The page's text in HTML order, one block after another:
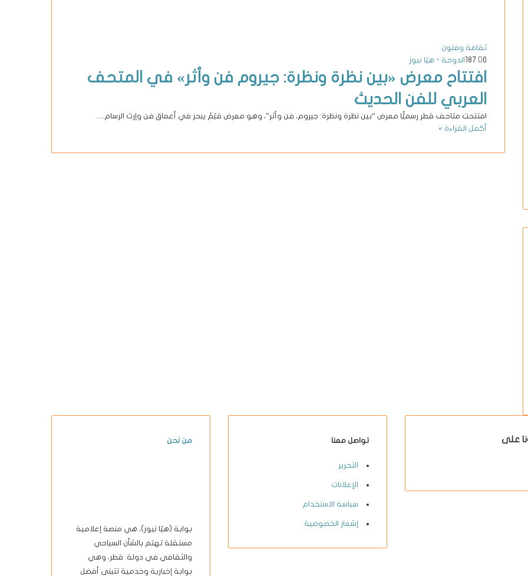
ثقافة وفنون
الدوحة - هيّا نيوز
0
افتتاح معرض «بين نظرة ونظرة: جيروم فن وأثر» في المتحف
العربي للفن الحديث
افتتحت متاحف قطر رسميًّا معرض “بين نظرة ونظرة: جيروم، فن وأثر”، وهو معرض قيّمٌ يبحر في أعماق فن وإرث الرسام…
أكمل القراءة »
من نحن
بوابة (هيّا نيوز)، هي منصة إعلامية
مستقلة تهتم بالشأن السياحي
والثقافي في دولة قطر، وهي
بوابة إخبارية وخدمية تتبنى أفضل
تواصل معنا
التحرير
الإعلانات
سياسة الاستخدام
إشعار الخصوصية
على